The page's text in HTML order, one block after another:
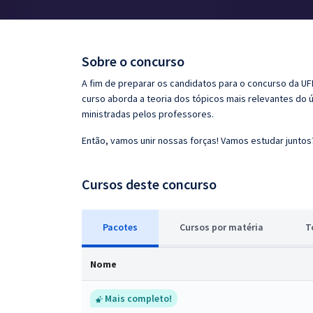
Questões grátis
Sobre o concurso
A fim de preparar os candidatos para o concurso da
curso aborda a teoria dos tópicos mais relevantes do
ministradas pelos professores.
Então, vamos unir nossas forças! Vamos estudar
Cursos deste concurso
Pacotes Cursos por matéria
Nome
Mais completo!